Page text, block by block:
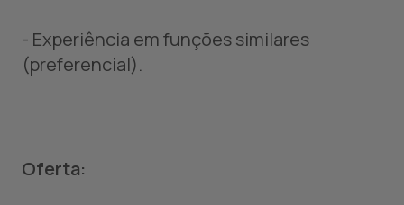
- Experiência em funções similares
(preferencial).
Oferta: